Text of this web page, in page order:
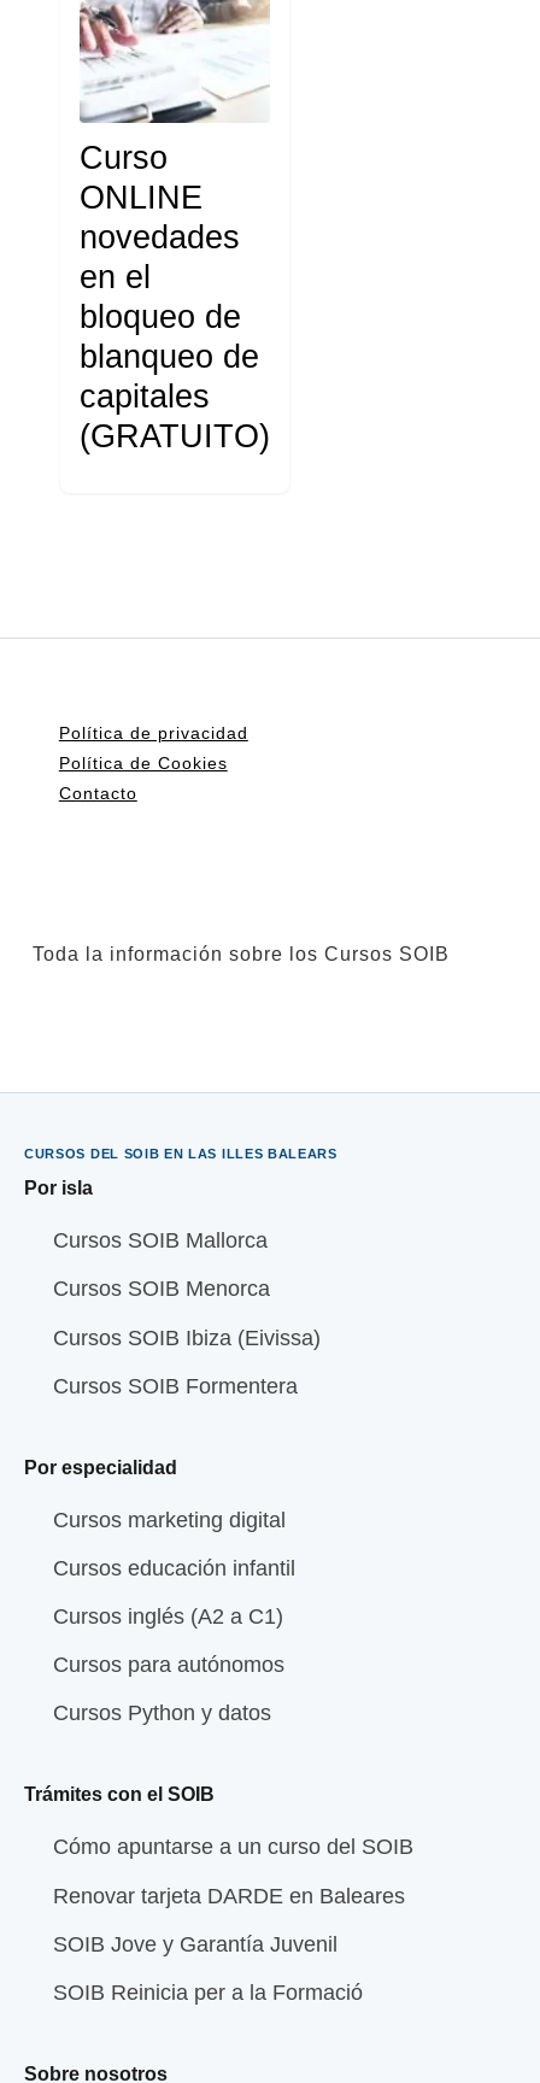
Curso
ONLINE
novedades
en el
bloqueo de
blanqueo de
capitales
(GRATUITO)
Política de privacidad
Política de Cookies
Contacto
Toda la información sobre los Cursos SOIB
CURSOS DEL SOIB EN LAS ILLES BALEARS
Por isla
Cursos SOIB Mallorca
Cursos SOIB Menorca
Cursos SOIB Ibiza (Eivissa)
Cursos SOIB Formentera
Por especialidad
Cursos marketing digital
Cursos educación infantil
Cursos inglés (A2 a C1)
Cursos para autónomos
Cursos Python y datos
Trámites con el SOIB
Cómo apuntarse a un curso del SOIB
Renovar tarjeta DARDE en Baleares
SOIB Jove y Garantía Juvenil
SOIB Reinicia per a la Formació
Sobre nosotros